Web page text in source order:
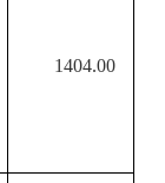
1404.00